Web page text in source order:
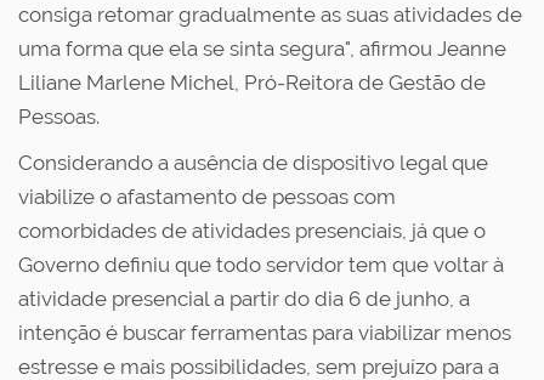
consiga retomar gradualmente as suas atividades de
uma forma que ela se sinta segura", afirmou Jeanne
Liliane Marlene Michel, Pró-Reitora de Gestão de
Pessoas.
Considerando a ausência de dispositivo legal que
viabilize o afastamento de pessoas com
comorbidades de atividades presenciais, já que o
Governo definiu que todo servidor tem que voltar à
atividade presencial a partir do dia 6 de junho, a
intenção é buscar ferramentas para viabilizar menos
estresse e mais possibilidades, sem prejuízo para a